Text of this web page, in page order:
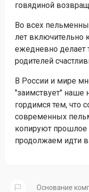
говядиной
Во всех
лет включительно
ежедневно делает
родителей
В России и мире
"заимствует"
гордимся тем, что
современных
копируют
продолжаем идти
Основание